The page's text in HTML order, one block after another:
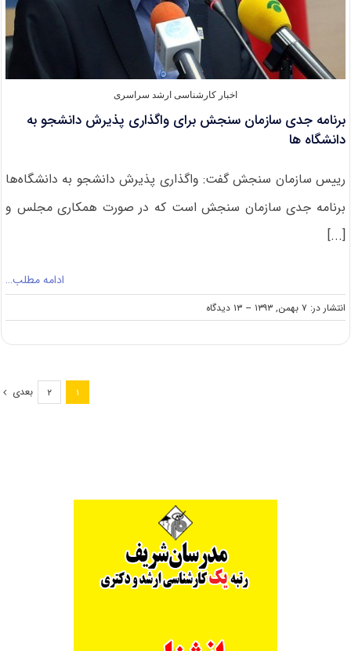
اخبار کارشناسی ارشد سراسری
برنامه جدی سازمان سنجش برای واگذاری پذیرش دانشجو به
دانشگاه ها
رییس سازمان سنجش گفت: واگذاری پذیرش دانشجو به دانشگاه‌ها
برنامه جدی سازمان سنجش است که در صورت همکاری مجلس و
[...]
ادامه مطلب…
انتشار در: ۷ بهمن, ۱۳۹۳ -- ۱۳ دیدگاه
on
برنامه
۱ ۲ بعدی